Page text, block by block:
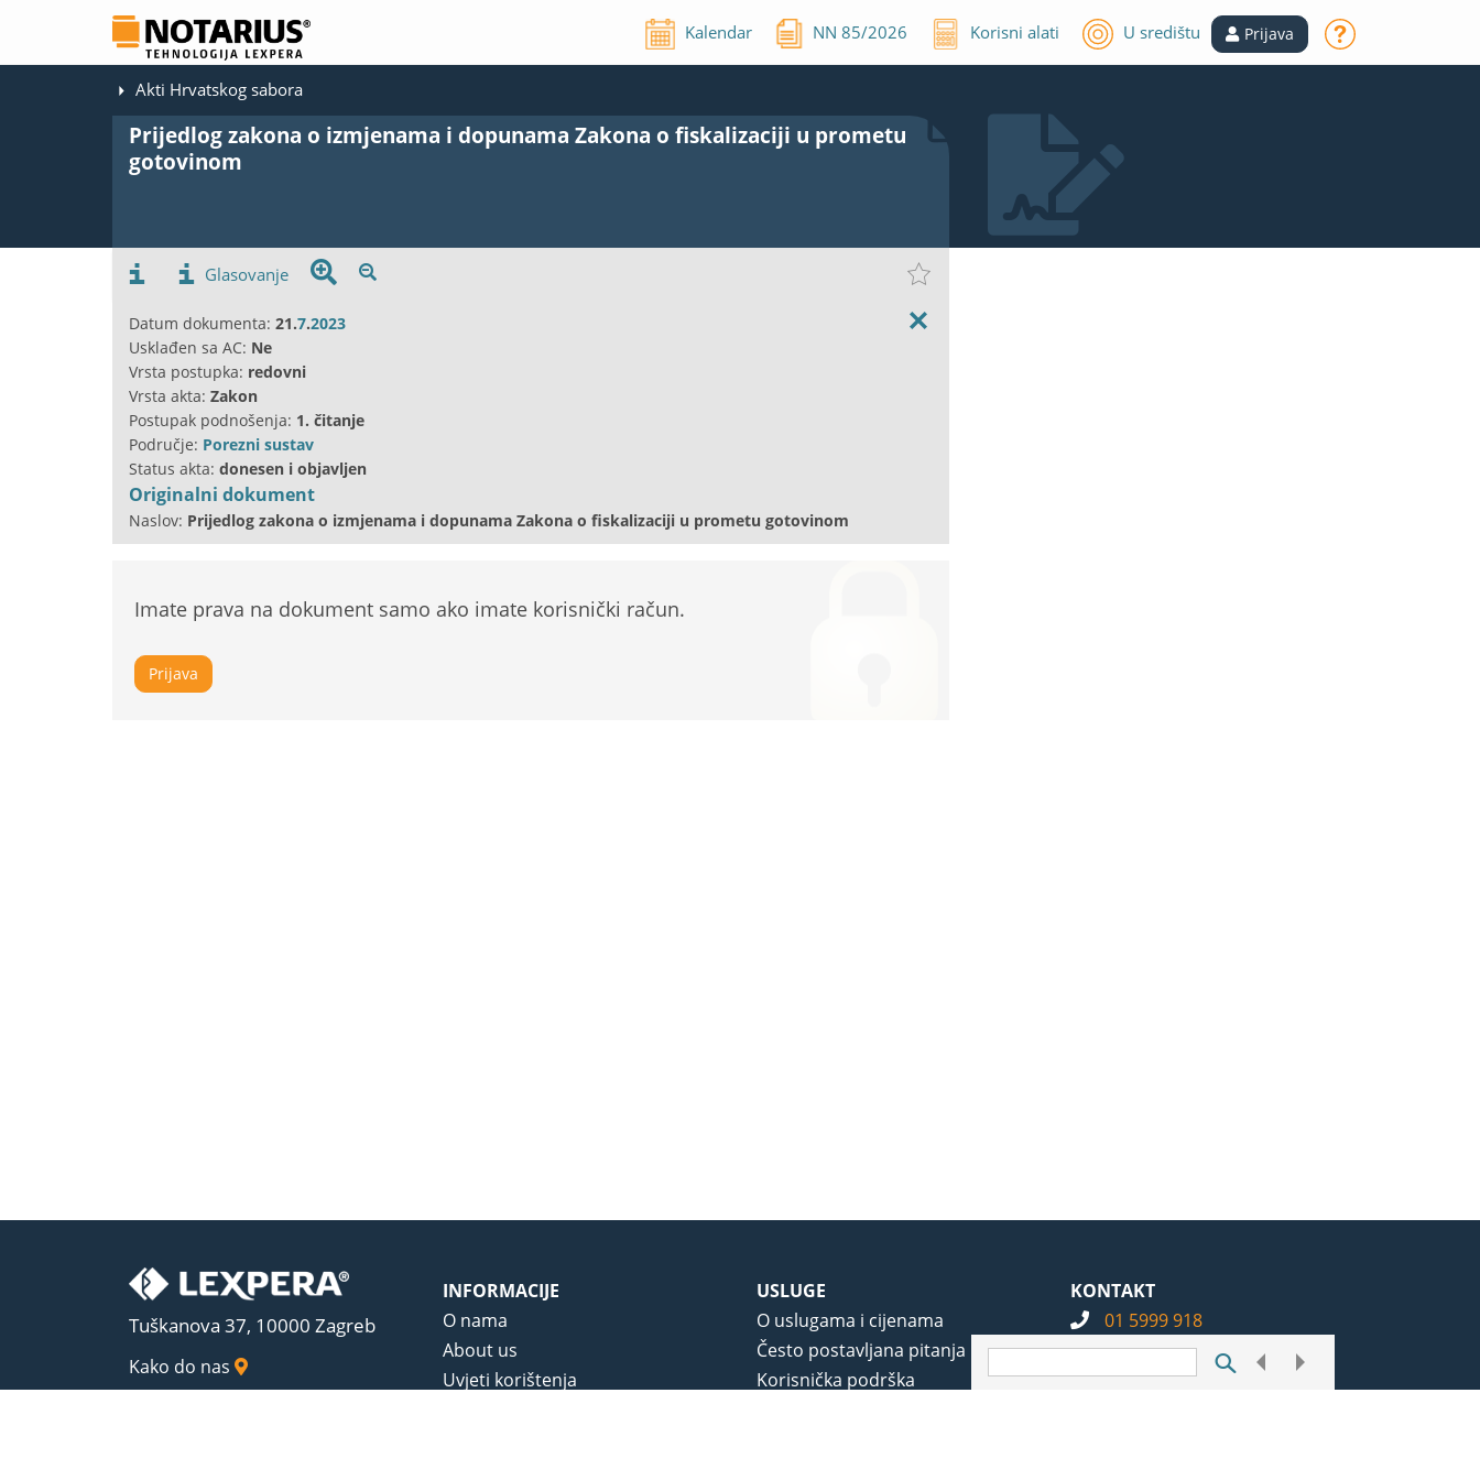
Kalendar NN85/2026 Korisni alati U središtu Prijava
Akti Hrvatskog sabora
Prijedlog zakona o izmjenama i dopunama Zakona o fiskalizaciji u prometu
gotovinom
Glasovanje
Datum dokumenta: 21.7.2023
Usklađen sa AC: Ne
Vrsta postupka: redovni
Vrsta akta: Zakon
Postupak podnošenja: 1. čitanje
Područje: Porezni sustav
Status akta: donesen i objavljen
Originalni dokument
Naslov: Prijedlog zakona o izmjenama i dopunama Zakona o fiskalizaciji u prometu gotovinom
Imate prava na dokument samo ako imate korisnički račun.
Prijava
Tuškanova 37, 10000 Zagreb
Kako do nas
INFORMACIJE
O nama
About us
Uvjeti korištenja
USLUGE
O uslugama i cijenama
Često postavljana pitanja
Korisnička podrška
KONTAKT
01 5999 918
info@notarius.hr